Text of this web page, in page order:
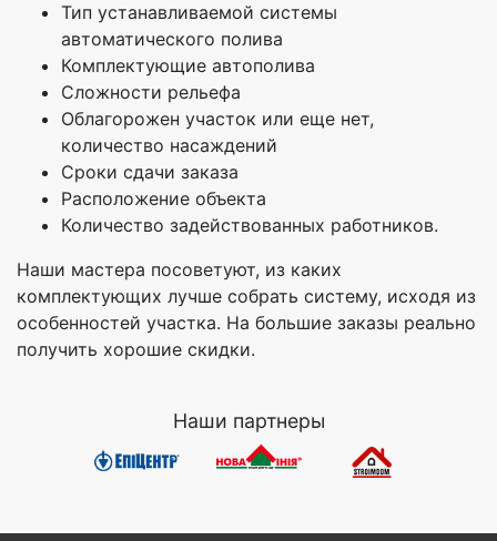
Тип устанавливаемой системы
автоматического полива
Комплектующие автополива
Сложности рельефа
Облагорожен участок или еще нет,
количество насаждений
Сроки сдачи заказа
Расположение объекта
Количество задействованных работников.
Наши мастера посоветуют, из каких
комплектующих лучше собрать систему, исходя из
особенностей участка. На большие заказы реально
получить хорошие скидки.
Наши партнеры